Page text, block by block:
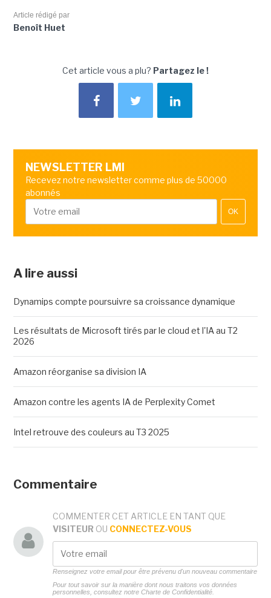
Article rédigé par
Benoît Huet
Cet article vous a plu? Partagez le !
NEWSLETTER LMI
Recevez notre newsletter comme plus de 50000
abonnés
OK
A lire aussi
Dynamips compte poursuivre sa croissance dynamique
Les résultats de Microsoft tirés par le cloud et l'IA au T2
2026
Amazon réorganise sa division IA
Amazon contre les agents IA de Perplexity Comet
Intel retrouve des couleurs au T3 2025
Commentaire
COMMENTER CET ARTICLE EN TANT QUE
VISITEUR OU CONNECTEZ-VOUS
Renseignez votre email pour être prévenu d'un nouveau commentaire
Pour tout savoir sur la manière dont nous traitons vos données
personnelles, consultez notre Charte de Confidentialité.